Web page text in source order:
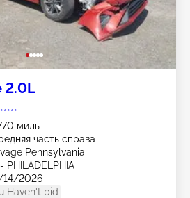
2.0L
миль
часть справа
Pennsylvania
PHILADELPHIA
2026
Haven't bid